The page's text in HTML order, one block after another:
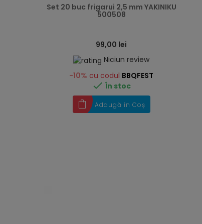
Set 20 buc frigarui 2,5 mm YAKINIKU
500508
99,00 lei
Niciun review
-10% cu codul BBQFEST
 În stoc
Adaugă în Coș